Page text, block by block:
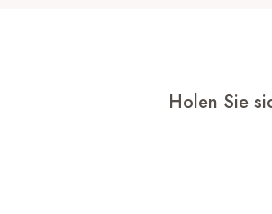
Holen Sie